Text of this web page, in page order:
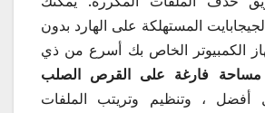
المستهلكة على الهارد بدون
الكمبيوتر الخاص بك أسرع من ذي
مساحة فارغة على القرص الصلب
أفضل ، وتنظيم وتريتب الملفات